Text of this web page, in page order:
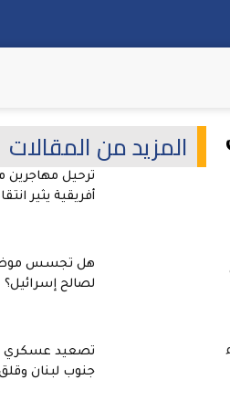
المزيد من المقالات
ترحيل مهاجرين
أفريقية يثير
هل تجسس
لصالح إسرائيل؟
تصعيد عسكري
جنوب لبنان